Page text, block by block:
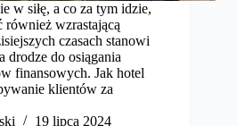
w siłę, a co za tym idzie,
również wzrastającą
czasach stanowi
drodze do osiągania
finansowych. Jak hotel
klientów za
19 lipca 2024